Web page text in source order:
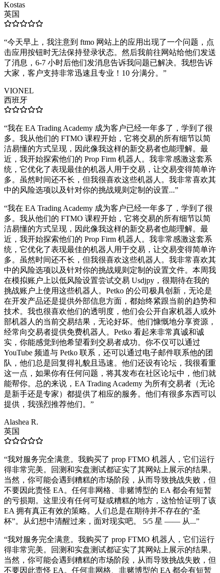
Kostas
英国
“今天早上，我注意到 ftmo 网站上的应用出现了一个问题，点
击应用按钮时无法保持登录状态。然后我前往网站给他们发送
了消息，6-7 小时后他们发消息告诉我问题已解决。我想告诉
大家，客户支持非常迅速且专业！10 分满分。 ”
VIONEL
西班牙
“我在 EA Trading Academy 成为客户已经一年多了，学到了很
多。我从他们的 FTMO 课程开始，它将交易的所有细节以简
洁易懂的方式呈现，因此像我这样的新交易者也能理解。最
近，我开始探索他们的 Prop Firm 机器人。我非常感激这套系
统，它优化了表现最佳的机器人用于交易，让交易变得简单许
多。虽然时间还不长，但我很喜欢这些机器人。我非常喜欢其
中的风险选项以及针对你的挑战规则定制的设置...”
“我在 EA Trading Academy 成为客户已经一年多了，学到了很
多。我从他们的 FTMO 课程开始，它将交易的所有细节以简
洁易懂的方式呈现，因此像我这样的新交易者也能理解。最
近，我开始探索他们的 Prop Firm 机器人。我非常感激这套系
统，它优化了表现最佳的机器人用于交易，让交易变得简单许
多。虽然时间还不长，但我很喜欢这些机器人。我非常喜欢其
中的风险选项以及针对你的挑战规则定制的设置文件。本周我
在模拟账户上以低风险设置尝试交易 Usdjpy，很期待在我的
挑战账户上使用这些机器人。Petko 的公司极具创新，无论是
在开发产品还是提供外部信息方面，都始终紧跟当前的趋势和
技术。我也很喜欢他们的透明度，他们会公开自家机器人或外
部机器人的当前交易结果，无论好坏。他们慷慨地分享资源，
经常向交易者提供免费机器人。Petko 看起来非常真诚和诚
实，你能感觉到他希望看到交易者成功。你不仅可以通过
YouTube 频道与 Petko 联系，还可以通过电子邮件联系他的团
队，他们总是回复得礼貌且迅速。他们还设有论坛，我很看重
这一点，如果你有任何问题，将其发布在社区论坛中，他们就
能帮你。总的来说，EA Trading Academy 为所有交易者（无论
是新手还是专家）都提供了相应的服务。他们有很多东西可以
提供，我强烈推荐他们。 ”
Alashea R.
英国
“我对服务完全满意。我购买了 prop FTMO 机器人，它们运行
得非常完美。回测和实盘测试都证实了其网站上展示的结果。
当然，你可能会遇到糟糕的市场阶段，从而导致挑战失败，但
不要因此责怪 EA。任何非网格、非赌博型的 EA 都会有短暂
的亏损期。这里没有任何可疑或糟糕的地方，这恰恰证明了该
EA 拥有真正有效的策略。人们总是在期待并不存在的“圣
杯”。从幻想中清醒过来，面对现实吧。 5/5 星 —— 从...”
“我对服务完全满意。我购买了 prop FTMO 机器人，它们运行
得非常完美。回测和实盘测试都证实了其网站上展示的结果。
当然，你可能会遇到糟糕的市场阶段，从而导致挑战失败，但
不要因此责怪 EA。任何非网格、非赌博型的 EA 都会有短暂